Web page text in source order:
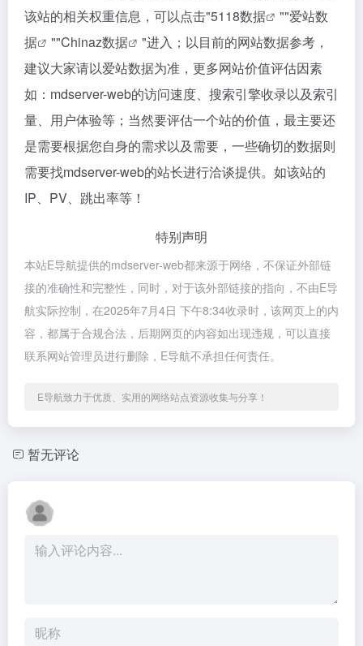
该站的相关权重信息，可以点击"5118数据 ""爱站数
据
""Chinaz数据
"进入；以目前的网站数据参考，
建议大家请以爱站数据为准，更多网站价值评估因素
如：mdserver-web的访问速度、搜索引擎收录以及索引
量、用户体验等；当然要评估一个站的价值，最主要还
是需要根据您自身的需求以及需要，一些确切的数据则
需要找mdserver-web的站长进行洽谈提供。如该站的
IP、PV、跳出率等！
特别声明
本站E导航提供的mdserver-web都来源于网络，不保证外部链
接的准确性和完整性，同时，对于该外部链接的指向，不由E导
航实际控制，在2025年7月4日 下午8:34收录时，该网页上的内
容，都属于合规合法，后期网页的内容如出现违规，可以直接
联系网站管理员进行删除，E导航不承担任何责任。
E导航致力于优质、实用的网络站点资源收集与分享！
暂无评论